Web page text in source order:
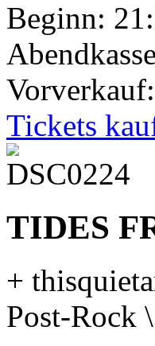
Beginn:
Tickets
TIDES
+
Post-Rock